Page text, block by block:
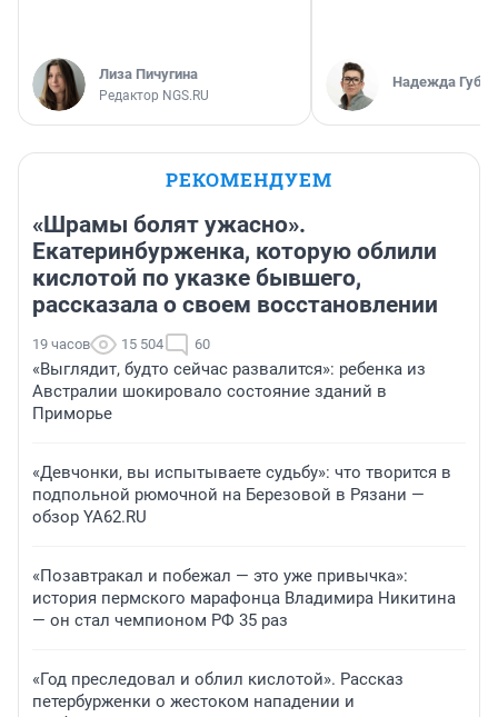
Лиза Пичугина
Редактор NGS.RU
Надежда
РЕКОМЕНДУЕМ
«Шрамы болят ужасно».
Екатеринбурженка, которую облили
кислотой по указке бывшего,
рассказала о своем восстановлении
19 часов 15 504 60
«Выглядит, будто сейчас развалится»: ребенка из
Австралии шокировало состояние зданий в
Приморье
«Девчонки, вы испытываете судьбу»: что творится в
подпольной рюмочной на Березовой в Рязани —
обзор YA62.RU
«Позавтракал и побежал — это уже привычка»:
история пермского марафонца Владимира Никитина
— он стал чемпионом РФ 35 раз
«Год преследовал и облил кислотой». Рассказ
петербурженки о жестоком нападении и